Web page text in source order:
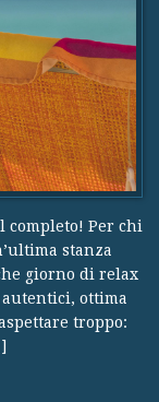
completo! Per chi
stanza
giorno di relax
ottima
troppo: